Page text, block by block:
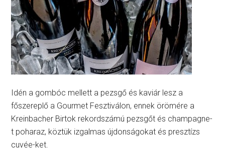
Idén a gombóc mellett a pezsgő és kaviár lesz a
főszereplő a Gourmet Fesztiválon, ennek örömére a
Kreinbacher Birtok rekordszámú pezsgőt és champagne-
t poharaz, köztük izgalmas újdonságokat és presztízs
cuvée-ket.